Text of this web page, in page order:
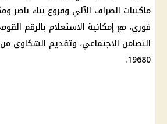
ماكينات الصراف الآلي وفروع بنك ناصر
فوري، مع إمكانية الاستعلام بالرقم
التضامن الاجتماعي، وتقديم الشكاوى
19680
.